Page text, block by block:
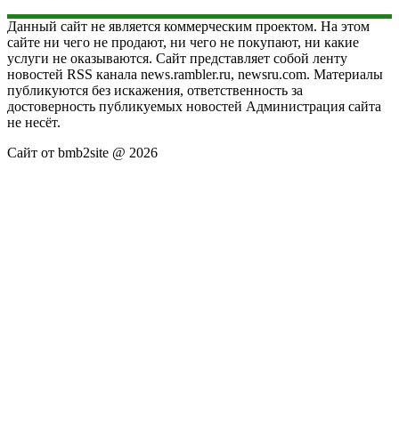
Данный сайт не является коммерческим проектом. На этом
сайте ни чего не продают, ни чего не покупают, ни какие
услуги не оказываются. Сайт представляет собой ленту
новостей RSS канала news.rambler.ru, newsru.com. Материалы
публикуются без искажения, ответственность за
достоверность публикуемых новостей Администрация сайта
не несёт.
Сайт от bmb2site @ 2026